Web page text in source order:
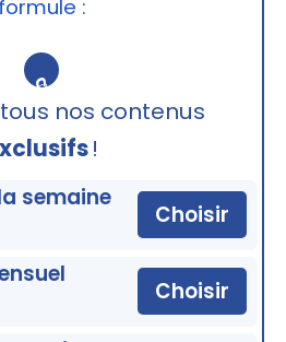
formule :
🔒
nos contenus
!
semaine
Choisir
Choisir